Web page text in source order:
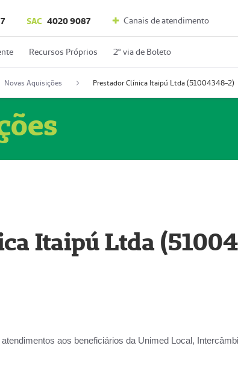
SAC 4020 9087 Canais de atendimento
Recursos Próprios 2º via de Boleto
Novas Aquisições Prestador Clínica Itaipú Ltda (51004348-2)
Itaipú Ltda
aos beneficiários da Unimed Local,